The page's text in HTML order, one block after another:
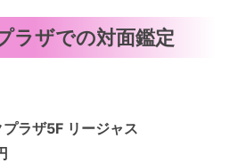
ラザでの対面鑑定
ラザ5F リージャス